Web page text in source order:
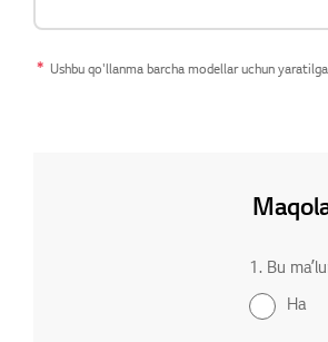
Ushbu qo'llanma barcha modellar uchun
1. Bu
Ha